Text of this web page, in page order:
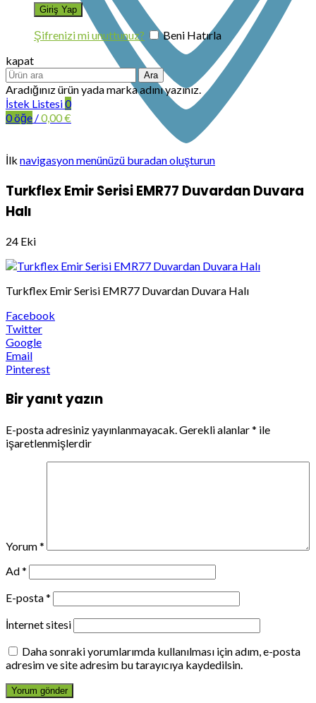
Şifrenizi mi unuttunuz?
Beni Hatırla
kapat
Ara
Aradığınız ürün yada marka adını yazınız.
İstek Listesi0
0öğe /0,00€
İlk navigasyon menünüzü buradan oluşturun
Turkflex Emir Serisi EMR77 Duvardan Duvara
Halı
24 Eki
Turkflex Emir Serisi EMR77 Duvardan Duvara Halı
Facebook
Twitter
Google
Email
Pinterest
Bir yanıt yazın
E-posta adresiniz yayınlanmayacak. Gerekli alanlar* ile
işaretlenmişlerdir
Yorum*
Ad*
E-posta*
İnternet sitesi
Daha sonraki yorumlarımda kullanılması için adım, e-posta
adresim ve site adresim bu tarayıcıya kaydedilsin.